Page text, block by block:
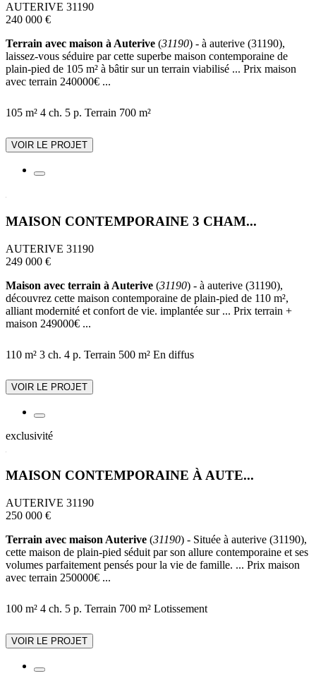
AUTERIVE 31190
240 000 €
Terrain avec maison à Auterive (31190) - à auterive (31190),
laissez-vous séduire par cette superbe maison contemporaine de
plain-pied de 105 m² à bâtir sur un terrain viabilisé ... Prix maison
avec terrain 240000€ ...
105 m² 4 ch. 5 p. Terrain 700 m²
VOIR LE PROJET
MAISON CONTEMPORAINE 3 CHAM...
AUTERIVE 31190
249 000 €
Maison avec terrain à Auterive (31190) - à auterive (31190),
découvrez cette maison contemporaine de plain-pied de 110 m²,
alliant modernité et confort de vie. implantée sur ... Prix terrain +
maison 249000€ ...
110 m² 3 ch. 4 p. Terrain 500 m² En diffus
VOIR LE PROJET
exclusivité
MAISON CONTEMPORAINE À AUTE...
AUTERIVE 31190
250 000 €
Terrain avec maison Auterive (31190) - Située à auterive (31190),
cette maison de plain-pied séduit par son allure contemporaine et ses
volumes parfaitement pensés pour la vie de famille. ... Prix maison
avec terrain 250000€ ...
100 m² 4 ch. 5 p. Terrain 700 m² Lotissement
VOIR LE PROJET